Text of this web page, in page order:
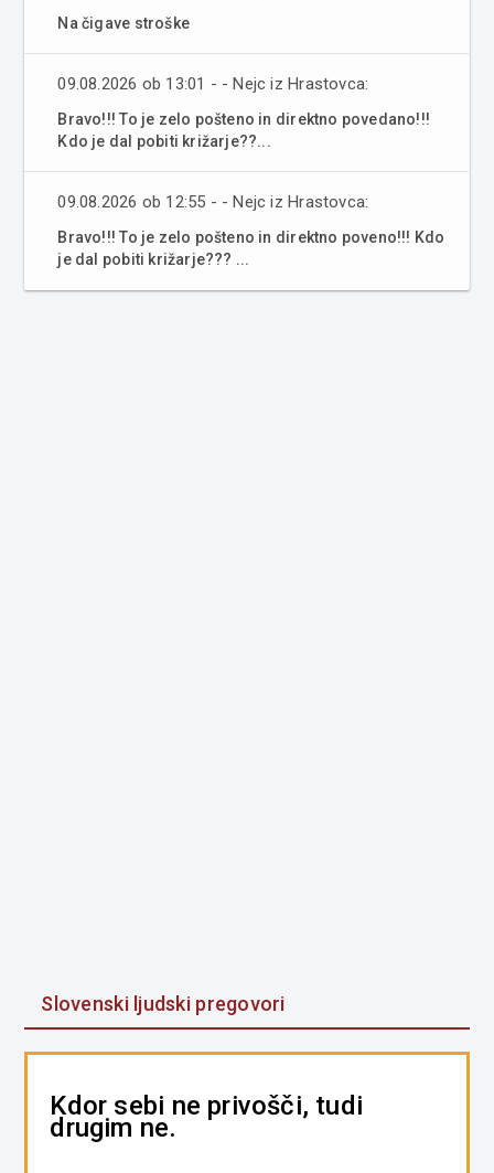
Na čigave stroške
09.08.2026 ob 13:01 - - Nejc iz Hrastovca:
Bravo!!! To je zelo pošteno in direktno povedano!!!
Kdo je dal pobiti križarje??...
09.08.2026 ob 12:55 - - Nejc iz Hrastovca:
Bravo!!! To je zelo pošteno in direktno poveno!!! Kdo
je dal pobiti križarje??? ...
Slovenski ljudski pregovori
Kdor sebi ne privošči, tudi
drugim ne.